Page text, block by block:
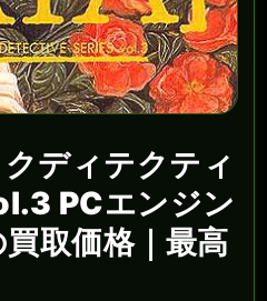
ディテクティ
PCエンジン
取価格｜最高